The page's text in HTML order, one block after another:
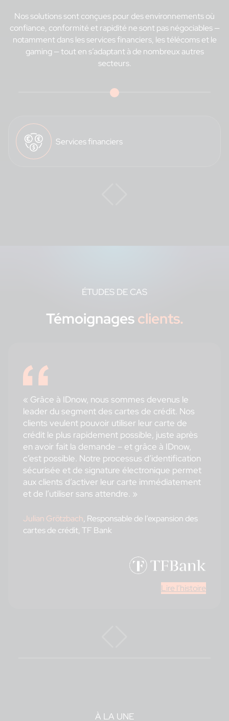
Nos solutions sont conçues pour des environnements où
confiance, conformité et rapidité ne sont pas négociables —
notamment dans les services financiers, les télécoms et le
gaming — tout en s’adaptant à de nombreux autres
secteurs.
Services financiers
ÉTUDES DE CAS
Témoignagesclients.
« Grâce à IDnow, nous sommes devenus le
leader du segment des cartes de crédit. Nos
clients veulent pouvoir utiliser leur carte de
crédit le plus rapidement possible, juste après
en avoir fait la demande – et grâce à IDnow,
c’est possible. Notre processus d’identification
sécurisée et de signature électronique permet
aux clients d’activer leur carte immédiatement
et de l’utiliser sans attendre. »
Julian Grötzbach, Responsable de l’expansion des
cartes de crédit, TF Bank
Lire l’histoire
À LA UNE